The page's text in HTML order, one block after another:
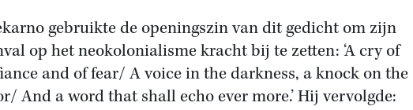
gebruikte de openingszin van dit gedicht om zijn
op het neokolonialisme kracht bij te zetten: ‘A cry of
and of fear/ A voice in the darkness, a knock on the
And a word that shall echo ever more.’ Hij vervolgde: